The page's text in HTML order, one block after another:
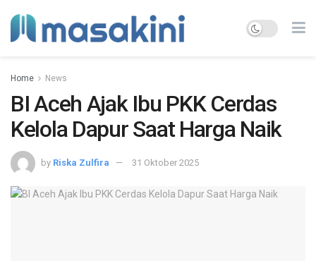
Home News
BI Aceh Ajak Ibu PKK Cerdas
Kelola Dapur Saat Harga Naik
by Riska Zulfira 31 Oktober 2025